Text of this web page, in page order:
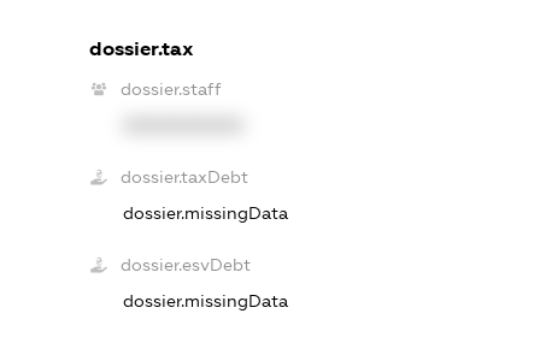
dossier.tax
dossier.staff
dossier.taxDebt
dossier.missingData
dossier.esvDebt
dossier.missingData